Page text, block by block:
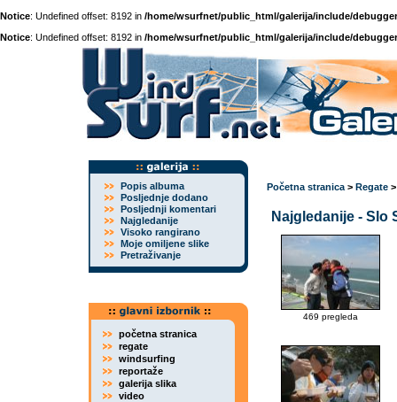
Notice: Undefined offset: 8192 in /home/wsurfnet/public_html/galerija/include/
Notice: Undefined offset: 8192 in /home/wsurfnet/public_html/galerija/include/
Popis albuma
Posljednje dodano
Posljednji komentari
Najgledanije
Visoko rangirano
Moje omiljene slike
Pretraživanje
početna stranica
regate
windsurfing
reportaže
galerija slika
video
Početna stranica > Regate
Najgledanije - Slo
469 pregleda